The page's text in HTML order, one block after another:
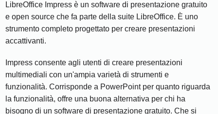
LibreOffice Impress è un software di presentazione gratuito
e open source che fa parte della suite LibreOffice. È uno
strumento completo progettato per creare presentazioni
accattivanti.
Impress consente agli utenti di creare presentazioni
multimediali con un'ampia varietà di strumenti e
funzionalità. Corrisponde a PowerPoint per quanto riguarda
la funzionalità, offre una buona alternativa per chi ha
bisogno di un software di presentazione gratuito. Che si